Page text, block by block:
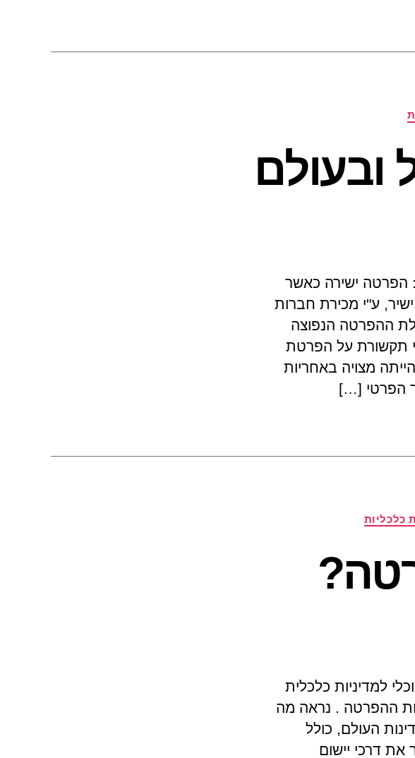
הפרטה ישירה כאשר
ע"י מכירת חברות
ההפרטה הנפוצה
תקשורת על הפרטת
מצויה באחריות
הפרטי […]
כלכליות
למדיניות כלכלית
ההפרטה . נראה מה
העולם, כולל
את דרכי יישום